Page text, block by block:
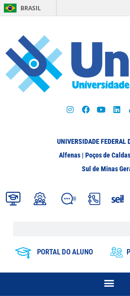
BRASIL
UNIVERSIDADE FEDERAL
Alfenas | Poços de
Sul de Minas
PORTAL DO ALUNO